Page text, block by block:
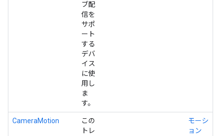
ブ配
信を
サポ
ート
する
デバ
イス
に使
用し
ま
す。
CameraMotion
この
トレ
モーシ
ョン